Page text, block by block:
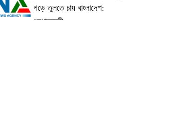
গড়ে তুলতে চায় বাংলাদেশ:
প্রধানমন্ত্রী